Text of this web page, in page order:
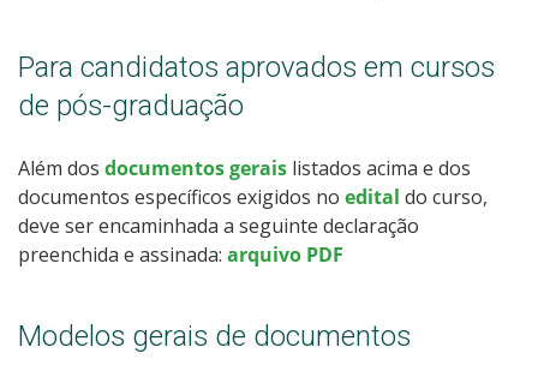
Para candidatos aprovados em cursos
de pós-graduação
Além dos documentos gerais listados acima e dos
documentos específicos exigidos no edital do curso,
deve ser encaminhada a seguinte declaração
preenchida e assinada: arquivo PDF
Modelos gerais de documentos